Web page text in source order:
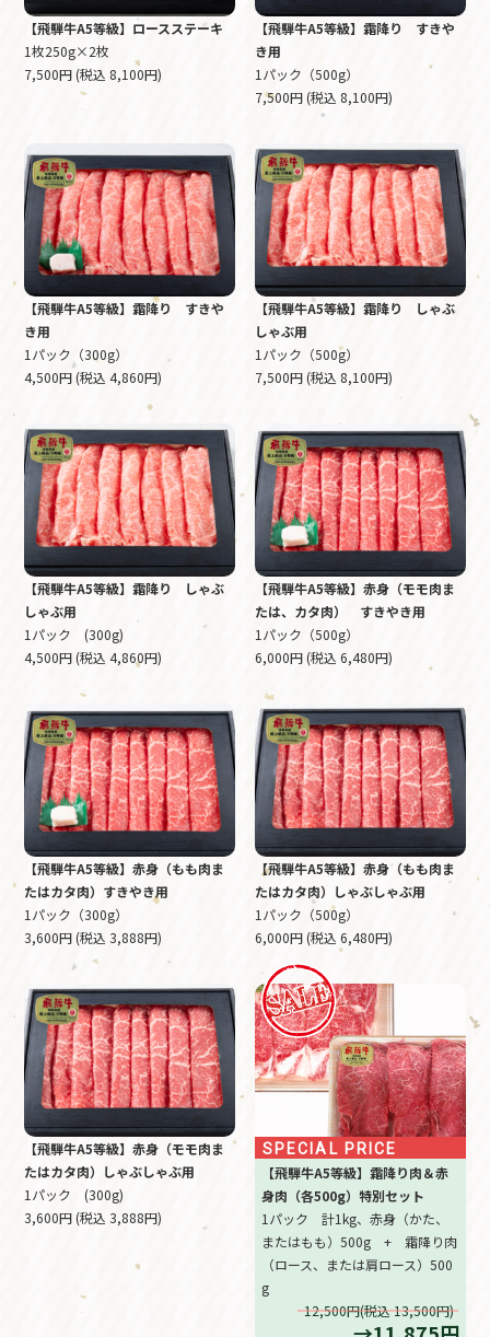
【飛騨牛A5等級】ロースステーキ
1枚250g×2枚
7,500円 (税込 8,100円)
【飛騨牛A5等級】霜降り すきや
き用
1パック（500g）
7,500円 (税込 8,100円)
【飛騨牛A5等級】霜降り すきや
き用
1パック（300g）
4,500円 (税込 4,860円)
【飛騨牛A5等級】霜降り しゃぶ
しゃぶ用
1パック（500g）
7,500円 (税込 8,100円)
【飛騨牛A5等級】霜降り しゃぶ
しゃぶ用
1パック (300g)
4,500円 (税込 4,860円)
【飛騨牛A5等級】赤身（モモ肉ま
たは、カタ肉） すきやき用
1パック（500g）
6,000円 (税込 6,480円)
【飛騨牛A5等級】赤身（もも肉ま
たはカタ肉）すきやき用
1パック（300g）
3,600円 (税込 3,888円)
【飛騨牛A5等級】赤身（もも肉ま
たはカタ肉）しゃぶしゃぶ用
1パック（500g）
6,000円 (税込 6,480円)
【飛騨牛A5等級】赤身（モモ肉ま
たはカタ肉）しゃぶしゃぶ用
1パック (300g)
3,600円 (税込 3,888円)
SPECIAL PRICE
【飛騨牛A5等級】霜降り肉＆赤
身肉（各500g）特別セット
1パック 計1kg、赤身（かた、
またはもも）500g + 霜降り肉
（ロース、または肩ロース）500
g
12,500円(税込 13,500円)